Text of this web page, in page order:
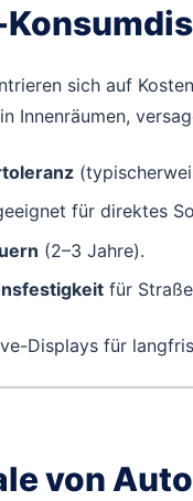
sich auf
Innenräumen,
für direktes
(2–3 Jahre).
für
Displays für
von